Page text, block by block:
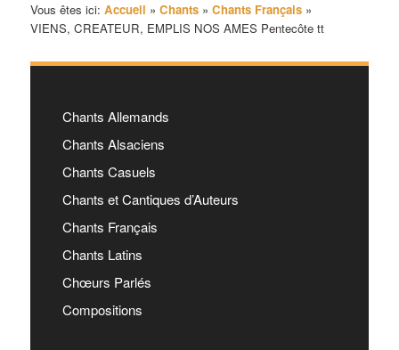
Vous êtes ici:Accueil »Chants »Chants Français »
VIENS, CREATEUR, EMPLIS NOS AMES Pentecôte tt
Chants Allemands
Chants Alsaciens
Chants Casuels
Chants et Cantiques d’Auteurs
Chants Français
Chants Latins
Chœurs Parlés
Compositions